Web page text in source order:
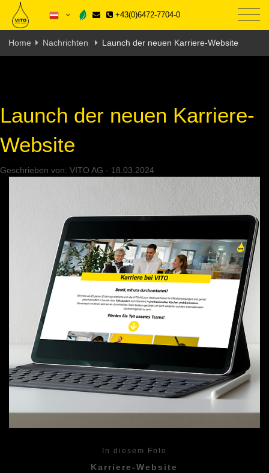
+43(0)6472-7704-0
Home Nachrichten Launch der neuen Karriere-Website
Launch der neuen Karriere-
Website
Geschrieben von: VITO AG - 18.03.2024
In diesem Foto
Karriere-Website